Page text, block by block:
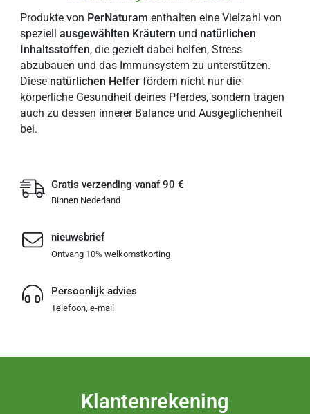
Produkte von PerNaturamenthalten eine Vielzahl von
speziellausgewählten Kräutern und natürlichen
Inhaltsstoffen, die gezielt dabei helfen, Stress
abzubauen und das Immunsystem zu unterstützen.
Diese natürlichen Helferfördern nicht nur die
körperliche Gesundheit deines Pferdes, sondern tragen
auch zu dessen innerer Balance und Ausgeglichenheit
bei.
Gratis verzending vanaf 90 €
Binnen Nederland
nieuwsbrief
Ontvang 10% welkomstkorting
Persoonlijk advies
Telefoon, e-mail
Klantenrekening